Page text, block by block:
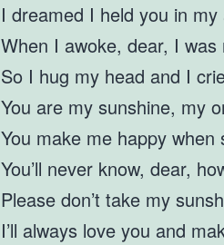
I dreamed I held you in my
When I awoke, dear, I was
So I hug my head and I
You are my sunshine, my
You make me happy when
You’ll never know, dear,
Please don’t take my
I’ll always love you and